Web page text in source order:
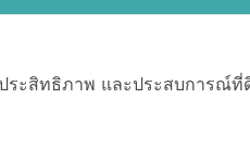
Twitter
ประสิทธิภาพ และประสบการณ์